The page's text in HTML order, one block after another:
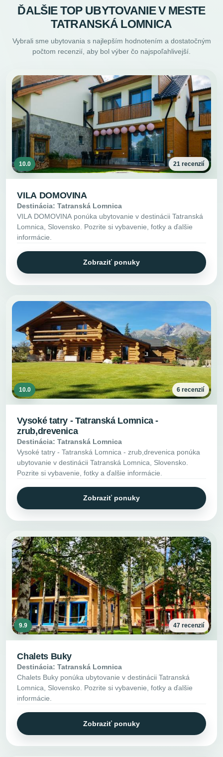
ĎALŠIE TOP UBYTOVANIE V MESTE
TATRANSKÁ LOMNICA
Vybrali sme ubytovania s najlepším hodnotením a dostatočným
počtom recenzií, aby bol výber čo najspoľahlivejší.
10.0 21 recenzií
VILA DOMOVINA
Destinácia: Tatranská Lomnica
VILA DOMOVINA ponúka ubytovanie v destinácii Tatranská
Lomnica, Slovensko. Pozrite si vybavenie, fotky a ďalšie
informácie.
Zobraziť ponuky
10.0 6 recenzií
Vysoké tatry - Tatranská Lomnica -
zrub,drevenica
Destinácia: Tatranská Lomnica
Vysoké tatry - Tatranská Lomnica - zrub,drevenica ponúka
ubytovanie v destinácii Tatranská Lomnica, Slovensko.
Pozrite si vybavenie, fotky a ďalšie informácie.
Zobraziť ponuky
9.9 47 recenzií
Chalets Buky
Destinácia: Tatranská Lomnica
Chalets Buky ponúka ubytovanie v destinácii Tatranská
Lomnica, Slovensko. Pozrite si vybavenie, fotky a ďalšie
informácie.
Zobraziť ponuky